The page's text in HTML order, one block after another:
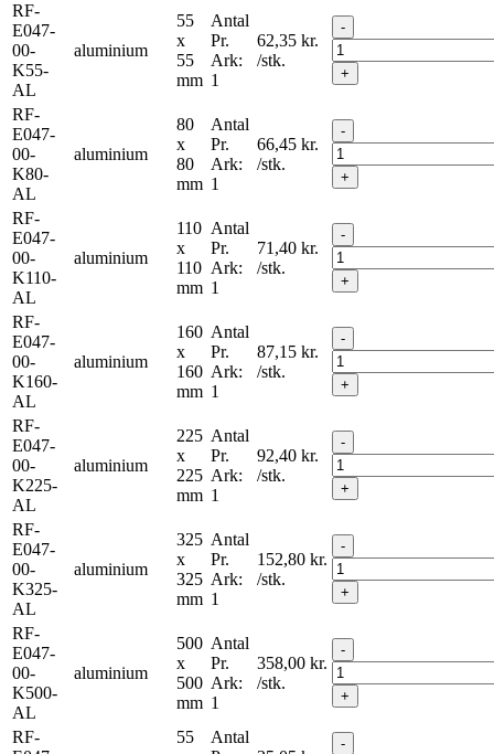
RF-
E047-
00-
K55-
AL
aluminium
55
x
55
mm
Antal
Pr.
Ark:
1
62,35 kr.
/stk.
-
+
RF-
E047-
00-
K80-
AL
aluminium
80
x
80
mm
Antal
Pr.
Ark:
1
66,45 kr.
/stk.
-
+
RF-
E047-
00-
K110-
AL
aluminium
110
x
110
mm
Antal
Pr.
Ark:
1
71,40 kr.
/stk.
-
+
RF-
E047-
00-
K160-
AL
aluminium
160
x
160
mm
Antal
Pr.
Ark:
1
87,15 kr.
/stk.
-
+
RF-
E047-
00-
K225-
AL
aluminium
225
x
225
mm
Antal
Pr.
Ark:
1
92,40 kr.
/stk.
-
+
RF-
E047-
00-
K325-
AL
aluminium
325
x
325
mm
Antal
Pr.
Ark:
1
152,80 kr.
/stk.
-
+
RF-
E047-
00-
K500-
AL
aluminium
500
x
500
mm
Antal
Pr.
Ark:
1
358,00 kr.
/stk.
-
+
RF-
55
Antal
-